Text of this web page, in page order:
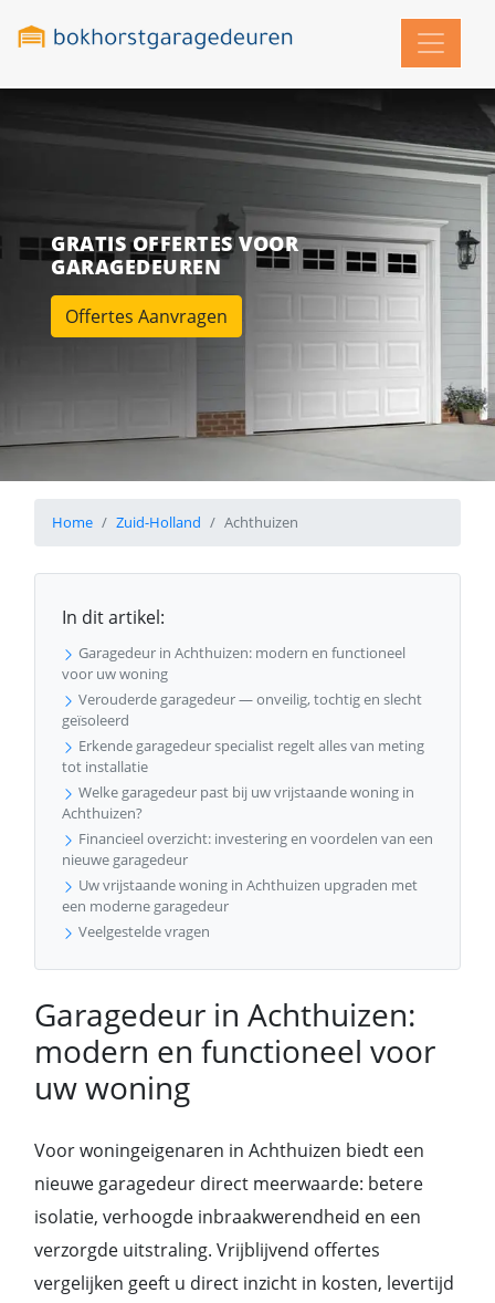
GRATIS OFFERTES VOOR
GARAGEDEUREN
Offertes Aanvragen
Home Zuid-Holland Achthuizen
In dit artikel:
Garagedeur in Achthuizen: modern en functioneel
voor uw woning
Verouderde garagedeur — onveilig, tochtig en slecht
geïsoleerd
Erkende garagedeur specialist regelt alles van meting
tot installatie
Welke garagedeur past bij uw vrijstaande woning in
Achthuizen?
Financieel overzicht: investering en voordelen van een
nieuwe garagedeur
Uw vrijstaande woning in Achthuizen upgraden met
een moderne garagedeur
Veelgestelde vragen
Garagedeur in Achthuizen:
modern en functioneel voor
uw woning
Voor woningeigenaren in Achthuizen biedt een
nieuwe garagedeur direct meerwaarde: betere
isolatie, verhoogde inbraakwerendheid en een
verzorgde uitstraling. Vrijblijvend offertes
vergelijken geeft u direct inzicht in kosten, levertijd